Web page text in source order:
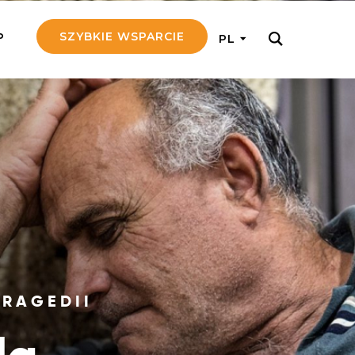
REGULARNIE
nam 5!
efektywnie, przekazując na
5 zł tygodniowo
Seniora
do rodziny Seniora, wspierając
i emocjonalnie
Aniołów
pracę konkretnego misjonarza
z nim kontakcie
SZYBKIE WSPARCIE PL